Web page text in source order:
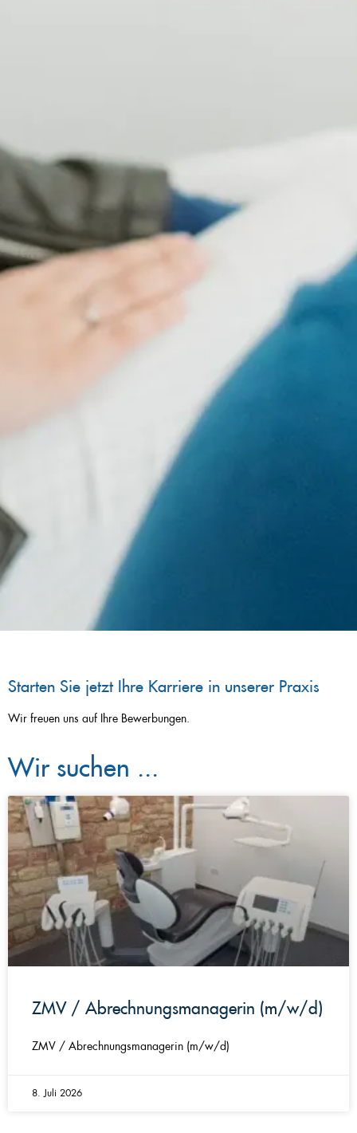
Starten Sie jetzt Ihre Karriere in unserer Praxis
Wir freuen uns auf Ihre Bewerbungen.
Wir suchen ...
ZMV / Abrechnungsmanagerin (m/w/d)
ZMV / Abrechnungsmanagerin (m/w/d)
8. Juli 2026